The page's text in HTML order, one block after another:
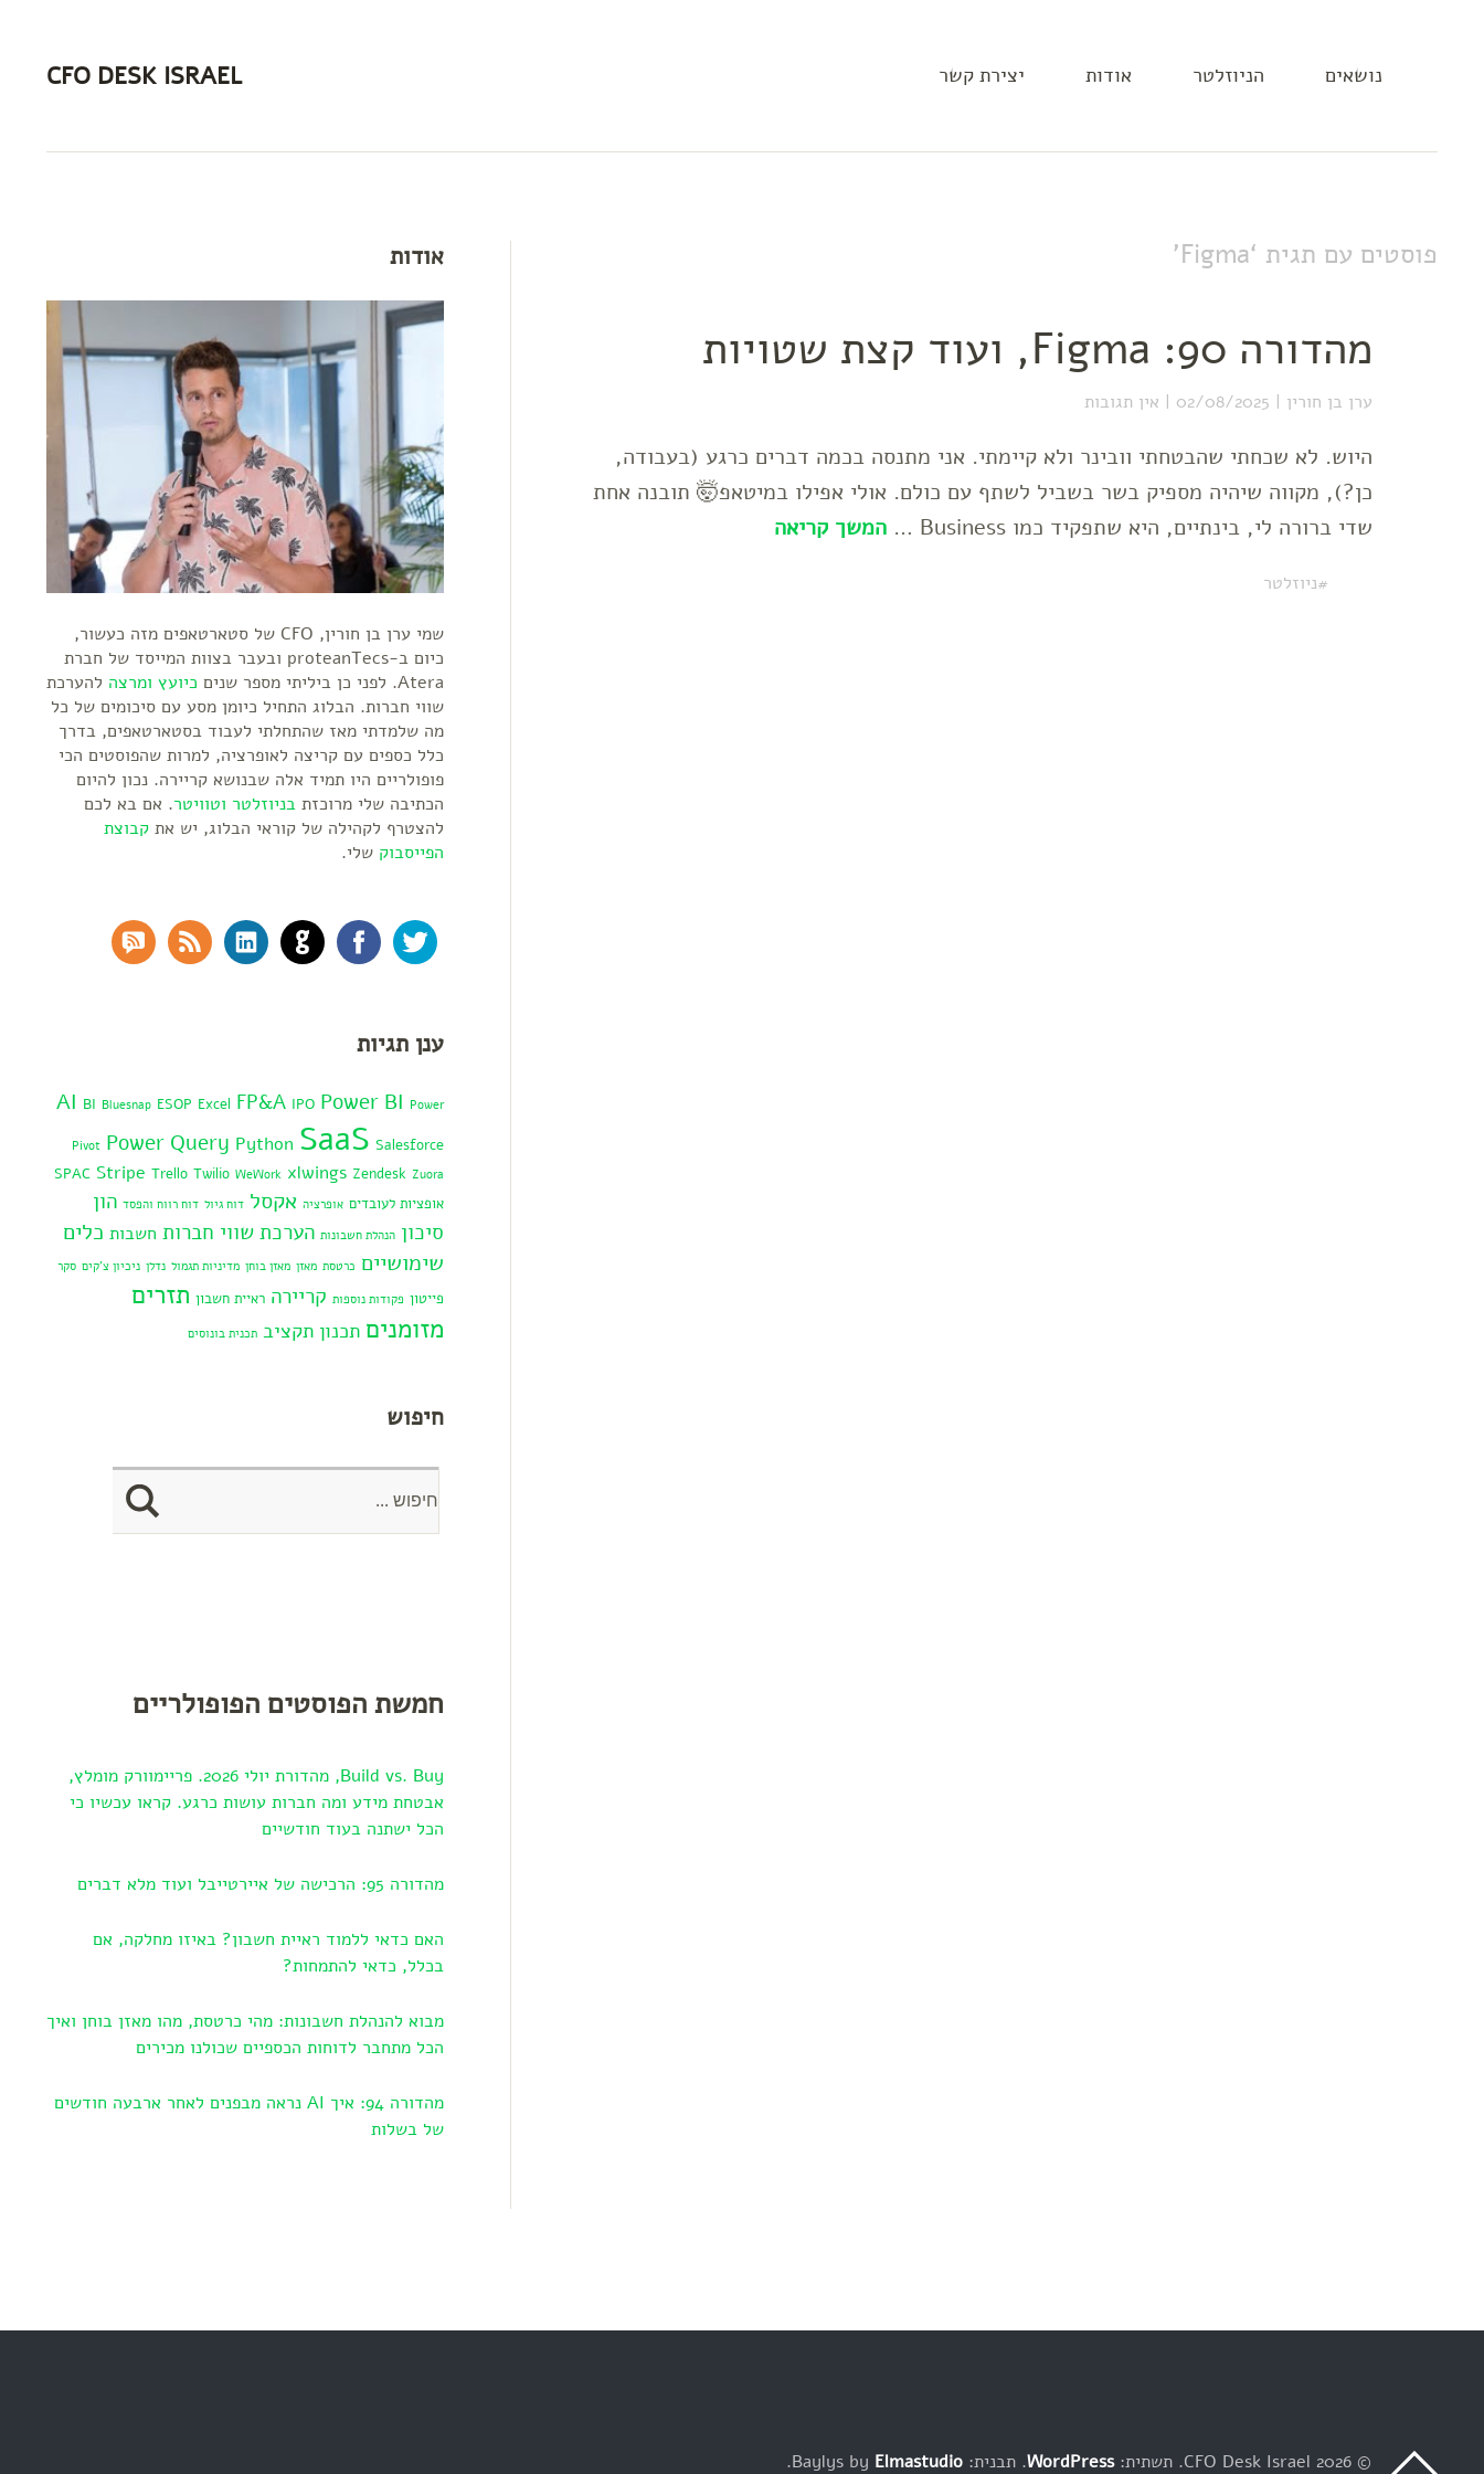
CFO DESK ISRAEL נושאים הניוזלטר אודות יצירת קשר
פוסטים עם תגית ‘Figma
’
מהדורה 90: Figma, ועוד קצת שטויות
ערן בן חורין 02/08/2025 אין תגובות
היוש. לא שכחתי שהבטחתי וובינר ולא קיימתי. אני מתנסה בכמה דברים כרגע (בעבודה,
כן?), מקווה שיהיה מספיק בשר בשביל לשתף עם כולם. אולי אפילו במיטאפ🤯 תובנה אחת
שדי ברורה לי, בינתיים, היא שתפקיד כמו Business …
המשך קריאה
ניוזלטר
אודות
שמי ערן בן חורין, CFO של סטארטאפים מזה כעשור,
כיום ב-proteanTecs ובעבר בצוות המייסד של חברת
Atera. לפני כן ביליתי מספר שנים
כיועץ ומרצה להערכת
שווי חברות. הבלוג התחיל כיומן מסע עם סיכומים של כל
מה שלמדתי מאז שהתחלתי לעבוד בסטארטאפים, בדרך
כלל כספים עם קריצה לאופרציה, למרות שהפוסטים הכי
פופולריים היו תמיד אלה שבנושא קריירה. נכון להיום
הכתיבה שלי מרוכזת בניוזלטר וטוויטר. אם בא לכם
להצטרף לקהילה של קוראי הבלוג, יש את קבוצת
הפייסבוק שלי.
Twitter
Facebook
GitHub
LinkedIn
RSS Feed
ענן תגיות
AI BI Bluesnap ESOP Excel FP&A IPO Power BI Power
Pivot Power Query Python SaaS Salesforce
SPAC Stripe Trello Twilio WeWork xlwings Zendesk Zuora
אופציות לעובדים אופרציה אקסל דוח גיול דוח רווח והפסד הון
סיכון הנהלת חשבונות הערכת שווי חברות חשבות כלים
שימושיים כרטסת מאזן מאזן בוחן מדיניות תגמול נדלן ניכיון צ'קים סקר
פייטון פקודות נוספות קריירה ראיית חשבון תזרים
מזומנים תכנון תקציב תכנית בונוסים
חיפוש
חמשת הפוסטים הפופולריים
Build vs. Buy, מהדורת יולי 2026. פריימוורק מומלץ,
אבטחת מידע ומה חברות עושות כרגע. קראו עכשיו כי
הכל ישתנה בעוד חודשיים
מהדורה 95: הרכישה של איירטייבל ועוד מלא דברים
האם כדאי ללמוד ראיית חשבון? באיזו מחלקה, אם
בכלל, כדאי להתמחות?
מבוא להנהלת חשבונות: מהי כרטסת, מהו מאזן בוחן ואיך
הכל מתחבר לדוחות הכספיים שכולנו מכירים
מהדורה 94: איך AI נראה מבפנים לאחר ארבעה חודשים
של בשלות
© 2026 CFO Desk Israel תשתית:WordPress תבנית: Baylys by Elmastudio